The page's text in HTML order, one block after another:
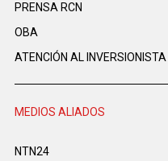
PRENSA RCN
OBA
ATENCIÓN AL INVERSIONISTA
MEDIOS ALIADOS
NTN24